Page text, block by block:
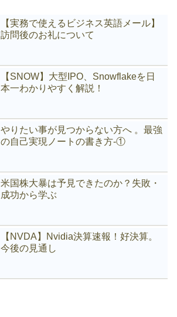
【実務で使えるビジネス英語メール】
訪問後のお礼について
【SNOW】大型IPO、Snowflakeを日
本一わかりやすく解説！
やりたい事が見つからない方へ 。最強
の自己実現ノートの書き方-①
米国株大暴は予見できたのか？失敗・
成功から学ぶ
【NVDA】Nvidia決算速報！好決算。
今後の見通し